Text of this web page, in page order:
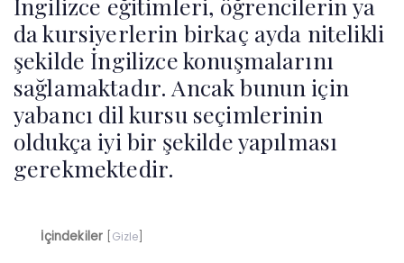
da kursiyerlerin birkaç ayda nitelikli
şekilde İngilizce konuşmalarını
sağlamaktadır. Ancak bunun için
yabancı dil kursu seçimlerinin
oldukça iyi bir şekilde yapılması
gerekmektedir.
İçindekiler Gizle